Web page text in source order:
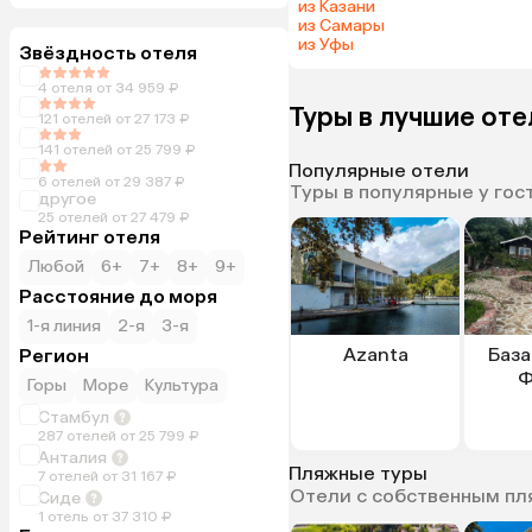
Звёздность отеля
4 отеля от 34 959 ₽
121 отелей от 27 173 ₽
141 отелей от 25 799 ₽
6 отелей от 29 387 ₽
другое
25 отелей от 27 479 ₽
Рейтинг отеля
Любой 6+ 7+ 8+ 9+
Расстояние до моря
1-я линия 2-я 3-я
Регион
Горы Море
Культура
Стамбул
287 отелей от 25 799 ₽
Анталия
7 отелей от 31 167 ₽
Сиде
1 отель от 37 310 ₽
из Казани
из Самары
из Уфы
Туры в лучшие
Популярные отели
Туры в популярные у
Azanta
Пляжные туры
Отели с собственным